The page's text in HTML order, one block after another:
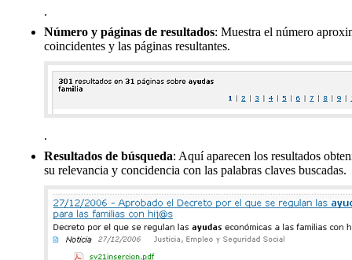
.
Número y páginas de resultados: Muestra el número
coincidentes y las páginas resultantes.
.
Resultados de búsqueda: Aquí aparecen los resultados
su relevancia y concidencia con las palabras claves buscadas.